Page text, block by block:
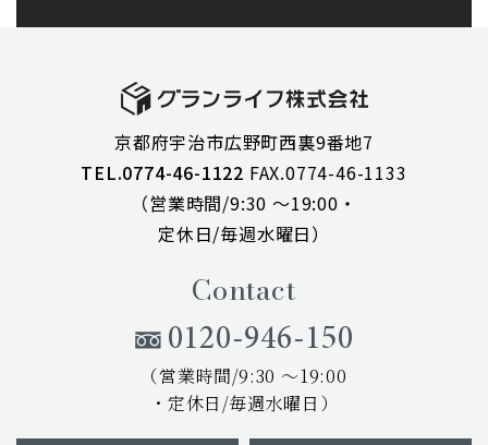
京都府宇治市広野町西裏9番地7
TEL.0774-46-1122 FAX.0774-46-1133
（営業時間/9:30 ～19:00・
定休日/毎週水曜日）
Contact
0120-946-150
（営業時間/9:30 ～19:00
・定休日/毎週水曜日）